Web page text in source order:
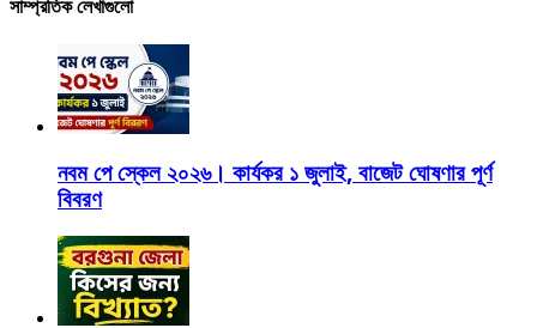
সাম্প্রতিক লেখাগুলো
নবম পে স্কেল ২০২৬। কার্যকর ১ জুলাই, বাজেট ঘোষণার পূর্ণ
বিবরণ